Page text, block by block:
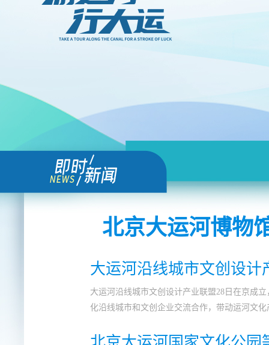
北京大运河博物
大运河沿线城市文创设计
大运河沿线城市文创设计产业联盟28日在京成
化沿线城市和文创企业交流合作，带动运河文